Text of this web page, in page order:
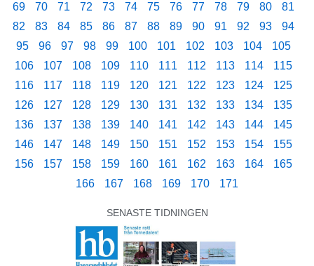
69
70 71 72 73 74 75 76 77 78 79 80
81
82
83 84 85 86 87 88 89 90 91 92 93
94
95
96 97 98 99 100 101 102 103 104
105
106
107 108 109 110 111 112 113 114
115
116
117 118 119 120 121 122 123 124
125
126
127 128 129 130 131 132 133 134
135
136
137 138 139 140 141 142 143 144
145
146
147 148 149 150 151 152 153 154
155
156
157 158 159 160 161 162 163 164
165
166
167 168 169 170 171
SENASTE TIDNINGEN